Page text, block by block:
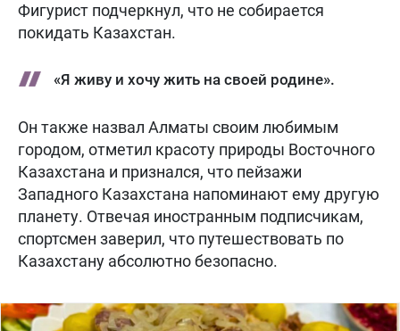
Фигурист подчеркнул, что не собирается
покидать Казахстан.
«Я живу и хочу жить на своей родине».
Он также назвал Алматы своим любимым
городом, отметил красоту природы Восточного
Казахстана и признался, что пейзажи
Западного Казахстана напоминают ему другую
планету. Отвечая иностранным подписчикам,
спортсмен заверил, что путешествовать по
Казахстану абсолютно безопасно.